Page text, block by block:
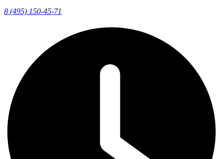
8 (495) 150-45-71